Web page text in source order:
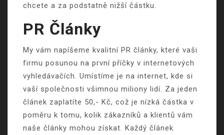
chcete a za podstatně nižší částku.
PR Články
My vám napíšeme kvalitní PR články, které vaši
firmu posunou na první příčky v internetových
vyhledávačích. Umístíme je na internet, kde si
vaší společnosti všimnou miliony lidí. Za jeden
článek zaplatíte 50,- Kč, což je nízká částka v
poměru k tomu, kolik zákazníků a klientů vám
naše články mohou získat. Každý článek